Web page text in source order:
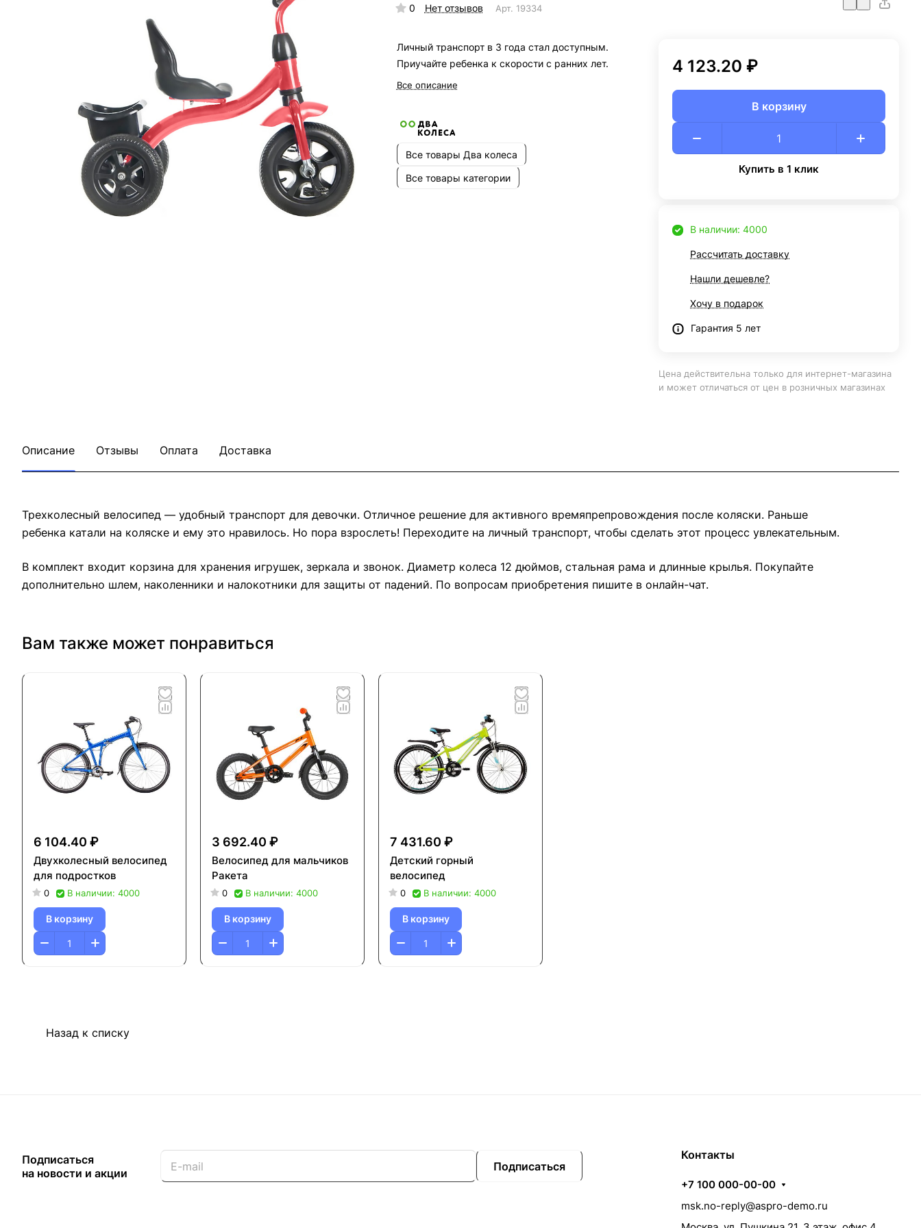
0 Нет отзывов Арт. 19334
Личный транспорт в 3 года стал доступным.
Приучайте ребенка к скорости с ранних лет.
Все описание
Все товары Два колеса
Все товары категории
4 123.20 ₽
В корзину
Купить в 1 клик
В наличии: 4000
Рассчитать доставку
Нашли дешевле?
Хочу в подарок
Гарантия 5 лет
Цена действительна только для интернет-магазина
и может отличаться от цен в розничных магазинах
Описание Отзывы Оплата Доставка
Трехколесный велосипед — удобный транспорт для девочки. Отличное решение для активного времяпрепровождения после коляски. Раньше
ребенка катали на коляске и ему это нравилось. Но пора взрослеть! Переходите на личный транспорт, чтобы сделать этот процесс увлекательным.
В комплект входит корзина для хранения игрушек, зеркала и звонок. Диаметр колеса 12 дюймов, стальная рама и длинные крылья. Покупайте
дополнительно шлем, наколенники и налокотники для защиты от падений. По вопросам приобретения пишите в онлайн-чат.
Вам также может понравиться
6 104.40 ₽
Двухколесный велосипед
для подростков
0 В наличии: 4000
В корзину
3 692.40 ₽
Велосипед для мальчиков
Ракета
0 В наличии: 4000
В корзину
7 431.60 ₽
Детский горный
велосипед
0 В наличии: 4000
В корзину
Назад к списку
Подписаться
на новости и акции
Подписаться
Контакты
+7 100 000-00-00
msk.no-reply@aspro-demo.ru